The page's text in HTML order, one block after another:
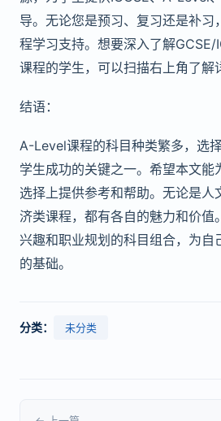
导。无论您是预习、复习还是补习
程学习支持。想要深入了解
课程的学生，可以扫描右上角了解
结语：
A-Level课程的科目种类繁多，选
学生成功的关键之一。希望本文
选择上提供参考和帮助。无论是人
济类课程，都有各自的魅力和价值
兴趣和职业规划的科目组合，为自
的基础。
分类： 未分类